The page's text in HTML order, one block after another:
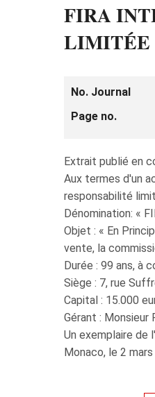
FIRA
LIMITÉE
No. Journal
Page no.
Extrait publié en
Aux termes d'un
responsabilité
Dénomination: «
Objet : « En
vente, la
Durée : 99 ans, à
Siège : 7, rue
Capital : 15.000
Gérant : Monsieur
Un exemplaire de
Monaco, le 2